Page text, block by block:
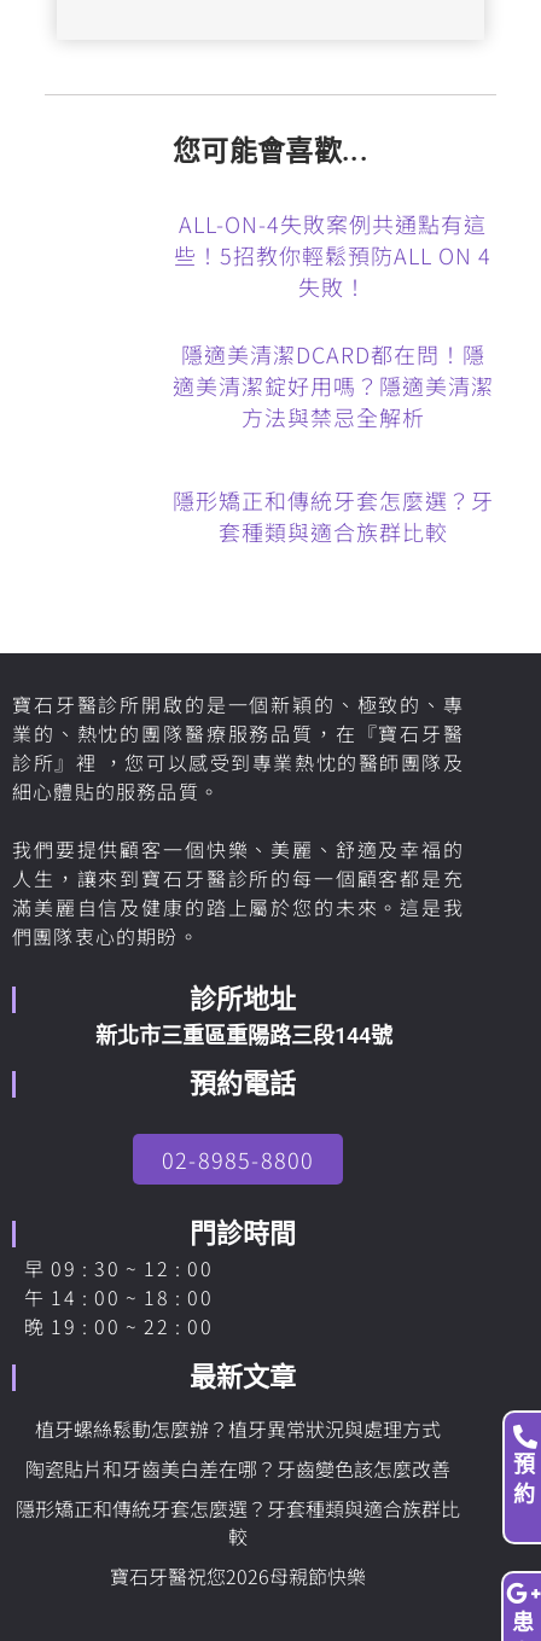
您可能會喜歡...
ALL-ON-4失敗案例共通點有這
些！5招教你輕鬆預防ALL ON 4
失敗！
隱適美清潔DCARD都在問！隱
適美清潔錠好用嗎？隱適美清潔
方法與禁忌全解析
隱形矯正和傳統牙套怎麼選？牙
套種類與適合族群比較
患
預
約
寶石牙醫診所開啟的是一個新穎的、極致的、專
業的、熱忱的團隊醫療服務品質，在『寶石牙醫
診所』裡 ，您可以感受到專業熱忱的醫師團隊及
細心體貼的服務品質。
我們要提供顧客一個快樂、美麗、舒適及幸福的
人生，讓來到寶石牙醫診所的每一個顧客都是充
滿美麗自信及健康的踏上屬於您的未來。這是我
們團隊衷心的期盼。
診所地址
新北市三重區重陽路三段144號
預約電話
02-8985-8800
門診時間
早 09 : 30 ~ 12 : 00
午 14 : 00 ~ 18 : 00
晚 19 : 00 ~ 22 : 00
最新文章
植牙螺絲鬆動怎麼辦？植牙異常狀況與處理方式
陶瓷貼片和牙齒美白差在哪？牙齒變色該怎麼改善
隱形矯正和傳統牙套怎麼選？牙套種類與適合族群比
較
寶石牙醫祝您2026母親節快樂